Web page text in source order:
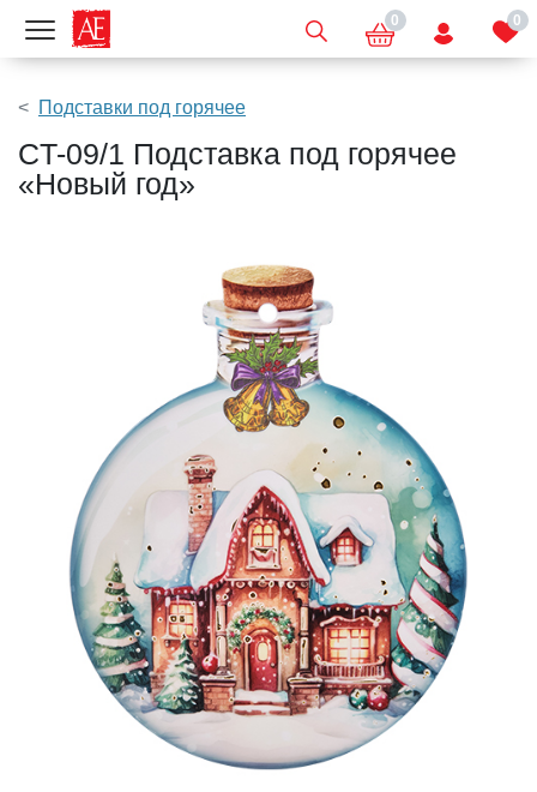
Показать меню 0 0
Подставки под горячее
CT-09/1 Подставка под горячее
«Новый год»